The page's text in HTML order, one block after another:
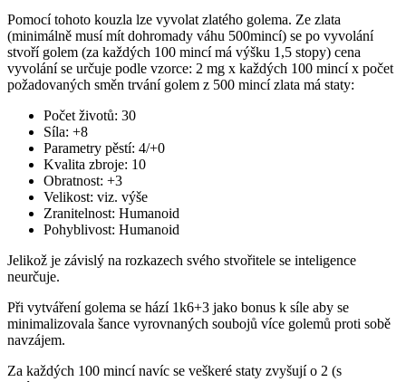
Pomocí tohoto kouzla lze vyvolat zlatého golema. Ze zlata
(minimálně musí mít dohromady váhu 500mincí) se po vyvolání
stvoří golem (za každých 100 mincí má výšku 1,5 stopy) cena
vyvolání se určuje podle vzorce: 2 mg x každých 100 mincí x počet
požadovaných směn trvání golem z 500 mincí zlata má staty:
Počet životů: 30
Síla: +8
Parametry pěstí: 4/+0
Kvalita zbroje: 10
Obratnost: +3
Velikost: viz. výše
Zranitelnost: Humanoid
Pohyblivost: Humanoid
Jelikož je závislý na rozkazech svého stvořitele se inteligence
neurčuje.
Při vytváření golema se hází 1k6+3 jako bonus k síle aby se
minimalizovala šance vyrovnaných soubojů více golemů proti sobě
navzájem.
Za každých 100 mincí navíc se veškeré staty zvyšují o 2 (s